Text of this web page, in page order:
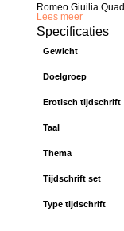
Romeo Giuilia
Lees meer
Specificaties
Gewicht
Doelgroep
Erotisch tijdschrift
Taal
Thema
Tijdschrift set
Type tijdschrift